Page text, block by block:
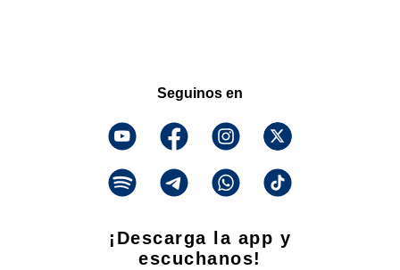
Seguinos en
¡Descarga la app y
escuchanos!